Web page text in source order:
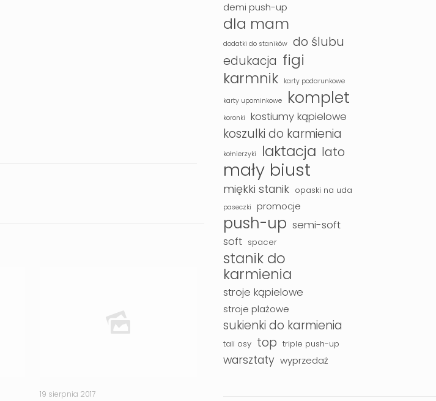
19 sierpnia 2017
demi push-up
dla mam
dodatki do staników
do ślubu
edukacja figi
karmnik karty podarunkowe
karty upominkowe komplet
koronki kostiumy kąpielowe
koszulki do karmienia
kołnierzyki laktacja lato
mały biust
miękki stanik opaski na uda
paseczki promocje
push-up semi-soft
soft spacer
stanik do
karmienia
stroje kąpielowe
stroje plażowe
sukienki do karmienia
tali osy top triple push-up
warsztaty wyprzedaż